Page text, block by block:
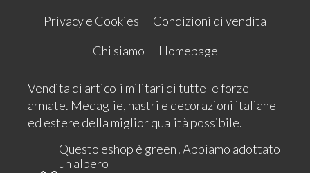
Privacy e Cookies
Condizioni di vendita
Chi siamo
Homepage
Vendita di articoli militari di tutte le forze
armate. Medaglie, nastri e decorazioni italiane
ed estere della miglior qualità possibile.
Questo eshop è green! Abbiamo adottato
un albero